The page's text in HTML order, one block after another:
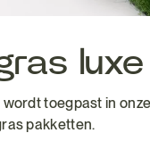
luxe
toegpast in
pakketten.